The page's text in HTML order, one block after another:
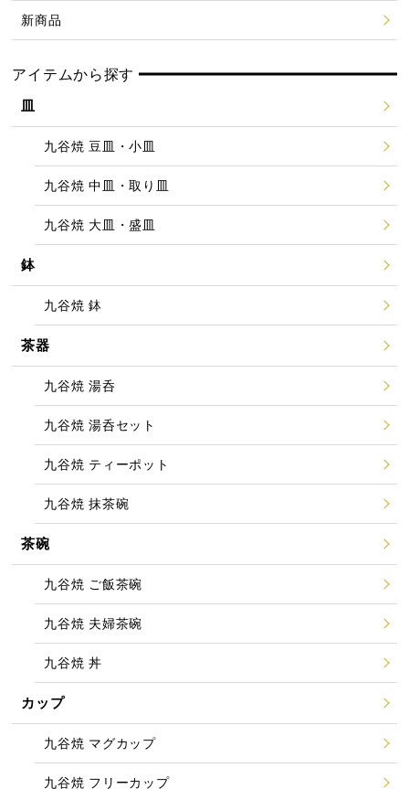
新商品
アイテムから探す
皿
九谷焼 豆皿・小皿
九谷焼 中皿・取り皿
九谷焼 大皿・盛皿
鉢
九谷焼 鉢
茶器
九谷焼 湯呑
九谷焼 湯呑セット
九谷焼 ティーポット
九谷焼 抹茶碗
茶碗
九谷焼 ご飯茶碗
九谷焼 夫婦茶碗
九谷焼 丼
カップ
九谷焼 マグカップ
九谷焼 フリーカップ